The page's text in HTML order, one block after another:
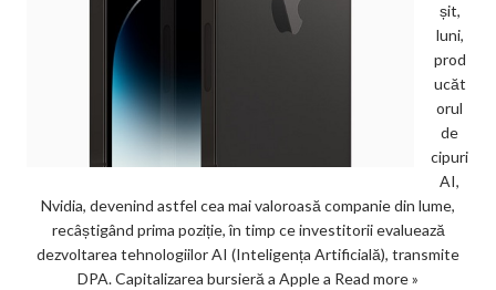
șit,
luni,
prod
ucăt
orul
de
cipuri
AI,
Nvidia, devenind astfel cea mai valoroasă companie din lume,
recâștigând prima poziție, în timp ce investitorii evaluează
dezvoltarea tehnologiilor AI (Inteligența Artificială), transmite
DPA. Capitalizarea bursieră a Apple a Read more »